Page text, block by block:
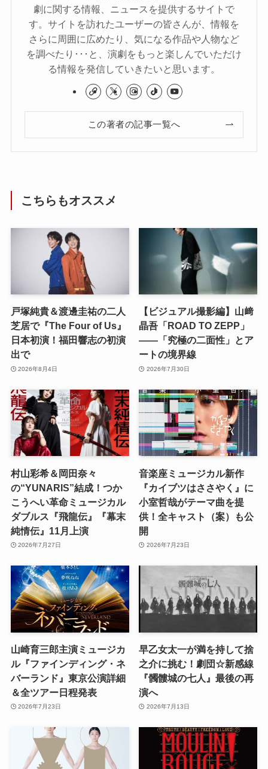
劇に関する情報、ニュースを提供するサイトで
す。サイトを訪れたユーザーの皆さんが、情報を
さらに周囲に広めたり、気になる作品や人物など
を調べたり･･･と、演劇をもっと楽しんでいただけ
る情報を発信していきたいと思います。
この著者の記事一覧へ
こちらもオススメ
戸塚純貴＆渡邊圭祐の二人
芝居で『The Four of Us』
日本初演！福田響志の初演
出で
2026年8月4日
【ビジュアル撮影編】山﨑
晶吾「ROAD TO ZEPP」
――「究極の二面性」とア
ートの境界線
2026年7月30日
村山彩希＆岡田奈々
の“YUNARIS”結成！つか
こうへい革命ミュージカル
ダブルス『飛龍伝』『幕末
純情伝』11月上演
2026年7月27日
音楽座ミュージカル新作
『カイブツはささやく』に
小室哲哉がテーマ曲を提
供！全キャスト（案）も公
開
2026年7月23日
山崎育三郎主演ミュージカ
ル『ファインディング・ネ
バーランド』東京公演詳細
＆全ツアー日程発表
2026年7月23日
早乙女太一が満を持して捨
之介に挑む！劇団☆新感線
『髑髏城の七人』最後の再
演へ
2026年7月13日